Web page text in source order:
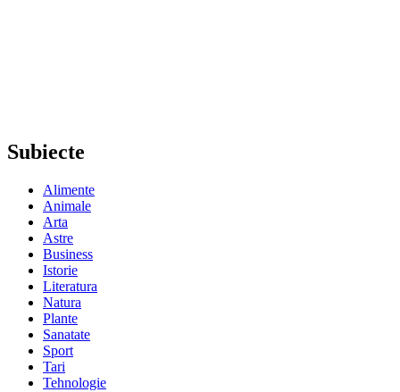
Subiecte
Alimente
Animale
Arta
Astre
Business
Istorie
Literatura
Natura
Plante
Sanatate
Sport
Tari
Tehnologie